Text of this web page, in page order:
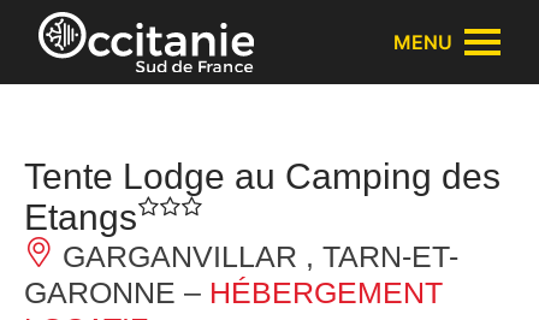
Panneau de gestion des cookies
MENU
Tente Lodge au Camping des
Etangs
GARGANVILLAR , TARN-ET-
GARONNE – HÉBERGEMENT